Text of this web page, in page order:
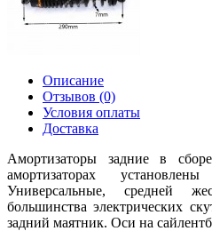
Описание
Отзывов (0)
Условия оплаты
Доставка
Амортизаторы задние в
амортизаторах
Универсальные, средней
большинства электрических
задний маятник. Оси на